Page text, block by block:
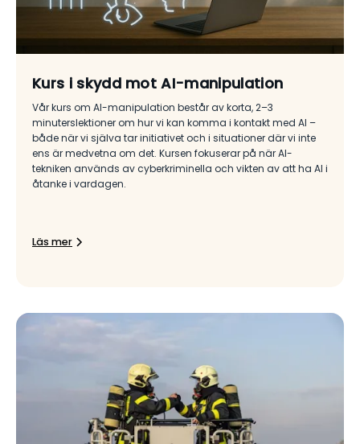
Kurs i skydd mot AI-manipulation
Vår kurs om AI-manipulation består av korta, 2–3
minuterslektioner om hur vi kan komma i kontakt med AI –
både när vi själva tar initiativet och i situationer där vi inte
ens är medvetna om det. Kursen fokuserar på när AI-
tekniken används av cyberkriminella och vikten av att ha AI i
åtanke i vardagen.
Läs mer